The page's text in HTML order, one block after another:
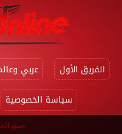
الفريق الأول عربي
سياسة الخصوصية
جميع